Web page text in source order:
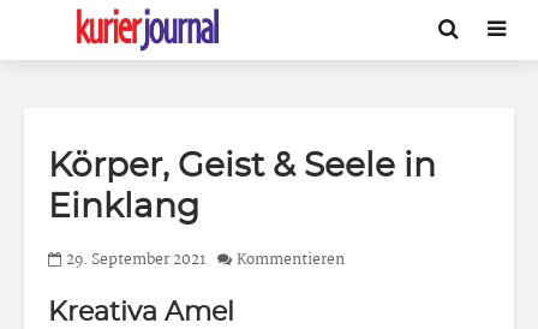
Körper, Geist & Seele in
Einklang
29. September 2021 Kommentieren
Kreativa Amel